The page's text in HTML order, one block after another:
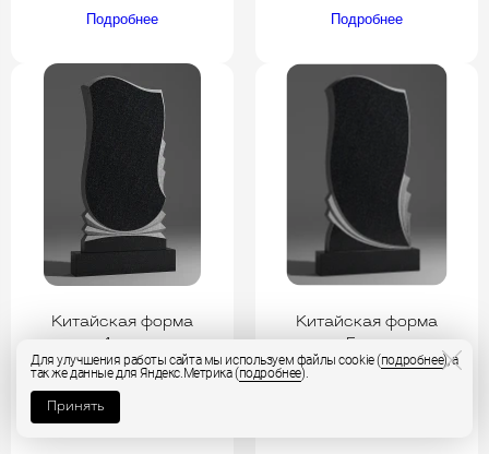
Подробнее Подробнее
Китайская форма
вариант 4 памятник на
могилу art-34988
от 32000 руб./компл.
Китайская форма
вариант 5 памятник на
могилу art-34995
Для улучшения работы сайта мы используем файлы cookie (подробнее), а
так же данные для Яндекс.Метрика (подробнее).
Принять